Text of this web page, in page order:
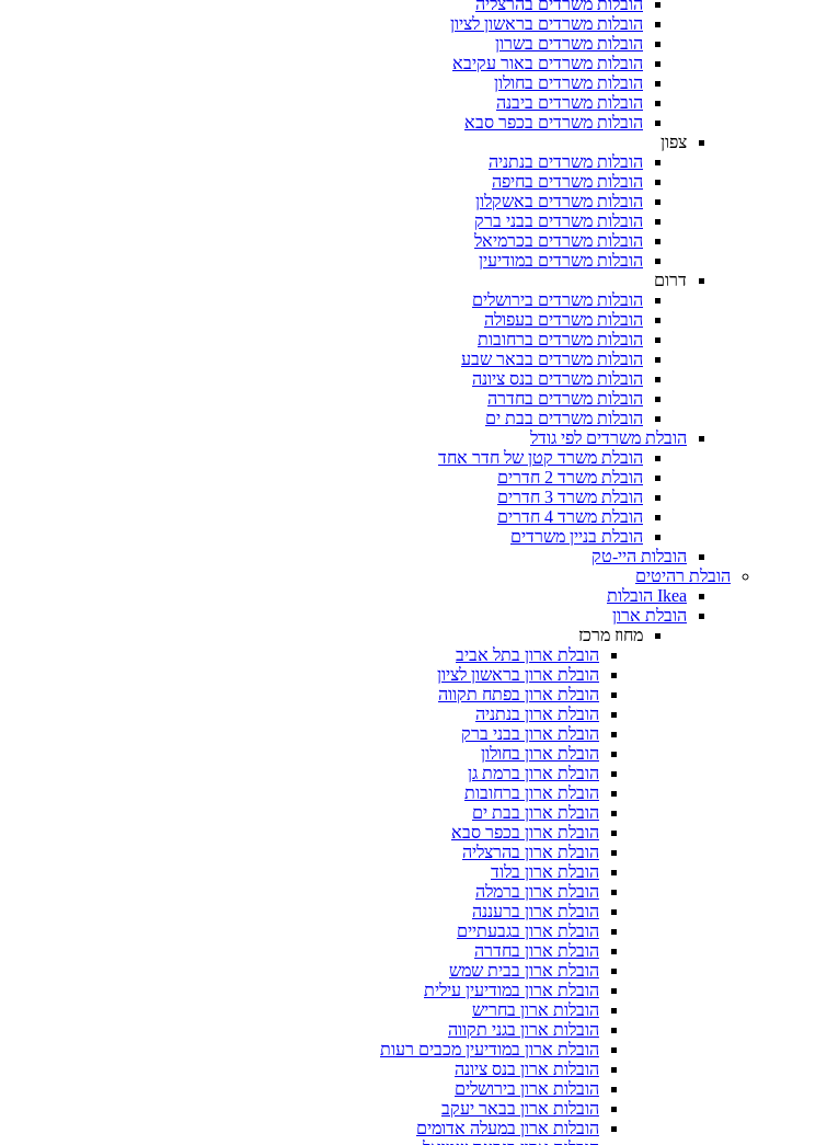
הובלות משרדים בהרצליה
הובלות משרדים בראשון לציון
הובלות משרדים בשרון
הובלות משרדים באור עקיבא
הובלות משרדים בחולון
הובלות משרדים ביבנה
הובלות משרדים בכפר סבא
צפון
הובלות משרדים בנתניה
הובלות משרדים בחיפה
הובלות משרדים באשקלון
הובלות משרדים בבני ברק
הובלות משרדים בכרמיאל
הובלות משרדים במודיעין
דרום
הובלות משרדים בירושלים
הובלות משרדים בעפולה
הובלות משרדים ברחובות
הובלות משרדים בבאר שבע
הובלות משרדים בנס ציונה
הובלות משרדים בחדרה
הובלות משרדים בבת ים
הובלת משרדים לפי גודל
הובלת משרד קטן של חדר אחד
הובלת משרד 2 חדרים
הובלת משרד 3 חדרים
הובלת משרד 4 חדרים
הובלת בניין משרדים
הובלות היי-טק
הובלת רהיטים
Ikea הובלות
הובלת ארון
מחוז מרכז
הובלת ארון בתל אביב
הובלת ארון בראשון לציון
הובלת ארון בפתח תקווה
הובלת ארון בנתניה
הובלת ארון בבני ברק
הובלת ארון בחולון
הובלת ארון ברמת גן
הובלת ארון ברחובות
הובלת ארון בבת ים
הובלת ארון בכפר סבא
הובלת ארון בהרצליה
הובלת ארון בלוד
הובלת ארון ברמלה
הובלת ארון ברעננה
הובלת ארון בגבעתיים
הובלת ארון בחדרה
הובלת ארון בבית שמש
הובלת ארון במודיעין עילית
הובלות ארון בחריש
הובלות ארון בגני תקווה
הובלת ארון במודיעין מכבים רעות
הובלות ארון בנס ציונה
הובלות ארון בירושלים
הובלות ארון בבאר יעקב
הובלות ארון במעלה אדומים